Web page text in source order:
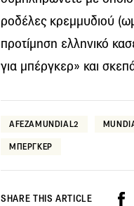
ροδέλες κρεμμυδιού
προτίμηση ελληνικό
για μπέργκερ» και
AFEZAMUNDIAL2
ΜΠΕΡΓΚΕΡ
SHARE THIS ARTICLE